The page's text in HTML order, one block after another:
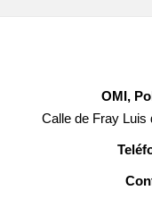
OMI,
Calle de Fray Luis